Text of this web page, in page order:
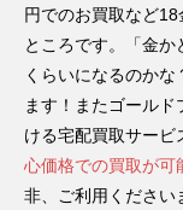
円でのお買取など
ところです。「金
くらいになるのか
ます！またゴール
ける宅配買取サービ
心価格での買取が可
非、ご利用ください